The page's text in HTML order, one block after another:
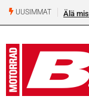
UUSIMMAT Älä